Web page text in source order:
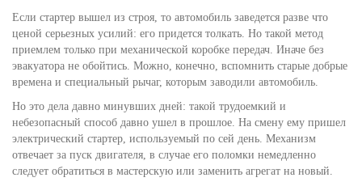
Если стартер вышел из строя, то автомобиль заведется разве что
ценой серьезных усилий: его придется толкать. Но такой метод
приемлем только при механической коробке передач. Иначе без
эвакуатора не обойтись. Можно, конечно, вспомнить старые добрые
времена и специальный рычаг, которым заводили автомобиль.
Но это дела давно минувших дней: такой трудоемкий и
небезопасный способ давно ушел в прошлое. На смену ему пришел
электрический стартер, используемый по сей день. Механизм
отвечает за пуск двигателя, в случае его поломки немедленно
следует обратиться в мастерскую или заменить агрегат на новый.